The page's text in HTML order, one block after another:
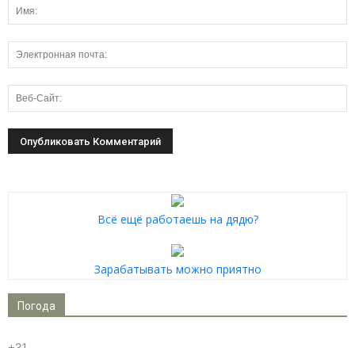
Всё ещё работаешь на дядю?
Зарабатывать можно приятно
Погода